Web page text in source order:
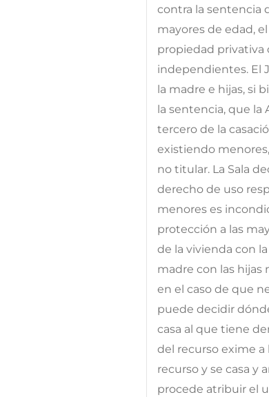
contra la sentencia
mayores de edad,
propiedad privativa
independientes. El
la madre e hijas, si
la sentencia, que la
tercero de la
existiendo
no titular. La Sala
derecho de uso
menores es
protección a las
de la vivienda con
madre con las hijas
en el caso de que
puede decidir
casa al que tiene
del recurso exime a
recurso y se casa y
procede atribuir el